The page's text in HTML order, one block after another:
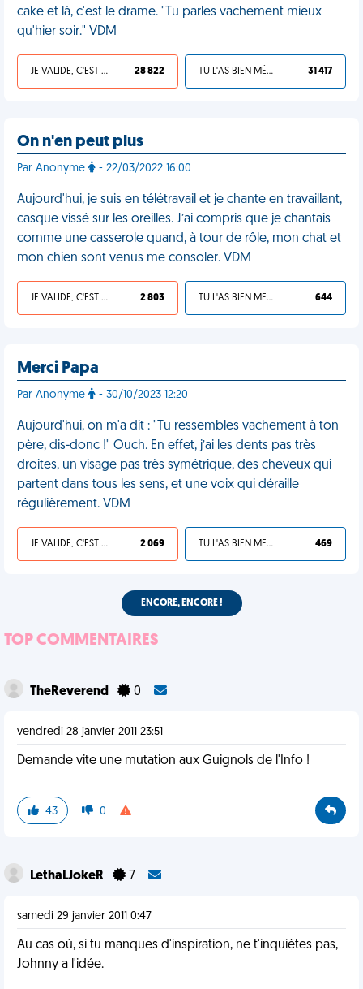
cake et là, c'est le drame. "Tu parles vachement mieux
qu'hier soir." VDM
JE VALIDE, C'EST UNE VDM 28 822 TU L'AS BIEN MÉRITÉ 31 417
On n'en peut plus
Par Anonyme - 22/03/2022 16:00
Aujourd'hui, je suis en télétravail et je chante en travaillant,
casque vissé sur les oreilles. J’ai compris que je chantais
comme une casserole quand, à tour de rôle, mon chat et
mon chien sont venus me consoler. VDM
JE VALIDE, C'EST UNE VDM 2 803 TU L'AS BIEN MÉRITÉ 644
Merci Papa
Par Anonyme - 30/10/2023 12:20
Aujourd'hui, on m'a dit : "Tu ressembles vachement à ton
père, dis-donc !" Ouch. En effet, j’ai les dents pas très
droites, un visage pas très symétrique, des cheveux qui
partent dans tous les sens, et une voix qui déraille
régulièrement. VDM
JE VALIDE, C'EST UNE VDM 2 069 TU L'AS BIEN MÉRITÉ 469
ENCORE, ENCORE !
TOP COMMENTAIRES
TheReverend 0
vendredi 28 janvier 2011 23:51
Demande vite une mutation aux Guignols de l'Info !
43 0
LethaLJokeR 7
samedi 29 janvier 2011 0:47
Au cas où, si tu manques d'inspiration, ne t'inquiètes pas,
Johnny a l'idée.